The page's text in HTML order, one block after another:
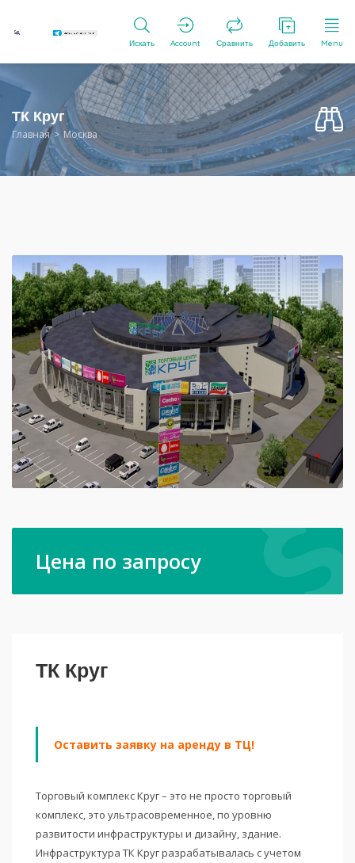
Искать Account Сравнить Добавить Menu
ТК Круг
Главная Москва
Цена по запросу
ТК Круг
Оставить заявку на аренду в ТЦ!
Торговый комплекс Круг – это не просто торговый
комплекс, это ультрасовременное, по уровню
развитости инфраструктуры и дизайну, здание.
Инфраструктура ТК Круг разрабатывалась с учетом